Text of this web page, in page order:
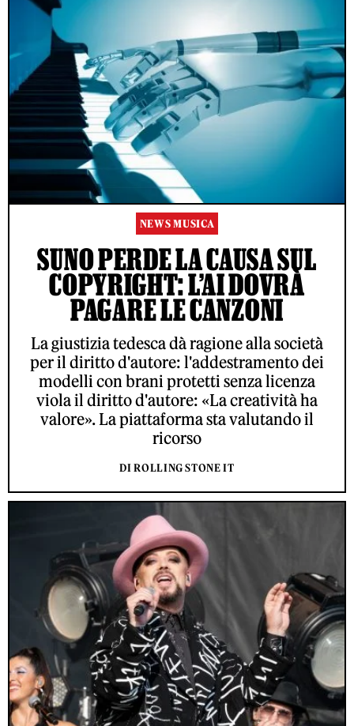
NEWS MUSICA
SUNO PERDE LA CAUSA SUL
COPYRIGHT: L’AI DOVRÀ
PAGARE LE CANZONI
La giustizia tedesca dà ragione alla società
per il diritto d'autore: l'addestramento dei
modelli con brani protetti senza licenza
viola il diritto d'autore: «La creatività ha
valore». La piattaforma sta valutando il
ricorso
DI ROLLING STONE IT